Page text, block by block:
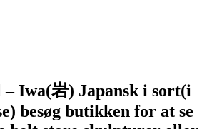
Iwa(岩) Japansk i sort(i
besøg butikken for at se